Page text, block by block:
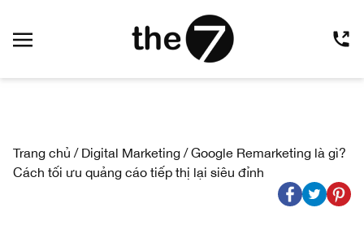
Trang chủ / Digital Marketing /Google Remarketing là gì?
Cách tối ưu quảng cáo tiếp thị lại siêu đỉnh